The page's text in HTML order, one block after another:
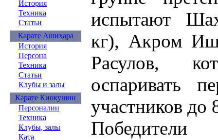
История
Техника
Статьи
Карате Ашихара
История
Персона
Техника
Статьи
Клубы и залы
Карате Киокушин
Персоналии
Техника
Клубы, залы
Ката
испытают
кг), Акром
Расулов,
оспаривать
участников до